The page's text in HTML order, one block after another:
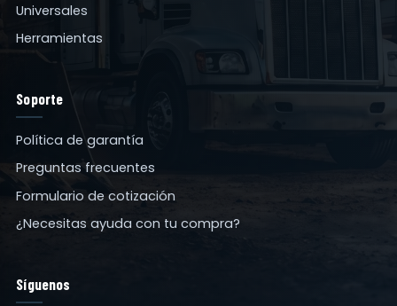
Universales
Herramientas
Soporte
Política de garantía
Preguntas frecuentes
Formulario de cotización
¿Necesitas ayuda con tu compra?
Síguenos